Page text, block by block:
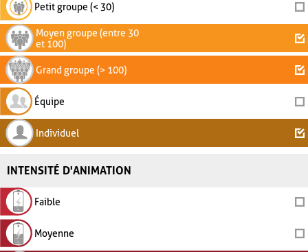
Petit groupe (< 30)
Moyen groupe (entre 30
et 100)
Grand groupe (> 100)
Équipe
Individuel
INTENSITÉ D'ANIMATION
Faible
Moyenne